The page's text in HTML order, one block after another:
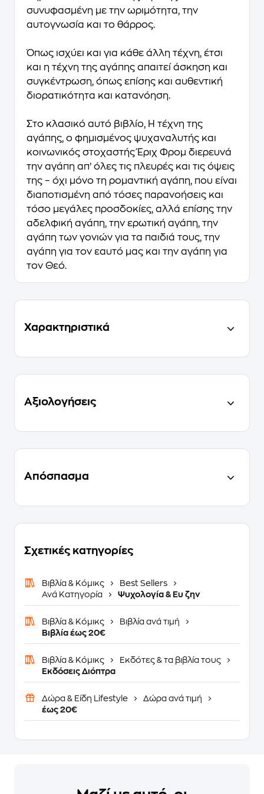
συνυφασμένη με την ωριμότητα, την
αυτογνωσία και το θάρρος.
Όπως ισχύει και για κάθε άλλη τέχνη, έτσι
και η τέχνη της αγάπης απαιτεί άσκηση και
συγκέντρωση, όπως επίσης και αυθεντική
διορατικότητα και κατανόηση.
Στο κλασικό αυτό βιβλίο, Η τέχνη της
αγάπης, ο φημισμένος ψυχαναλυτής και
κοινωνικός στοχαστής Έριχ Φρομ διερευνά
την αγάπη απ’ όλες τις πλευρές και τις όψεις
της – όχι μόνο τη ρομαντική αγάπη, που είναι
διαποτισμένη από τόσες παρανοήσεις και
τόσο μεγάλες προσδοκίες, αλλά επίσης την
αδελφική αγάπη, την ερωτική αγάπη, την
αγάπη των γονιών για τα παιδιά τους, την
αγάπη για τον εαυτό μας και την αγάπη για
τον Θεό.
Χαρακτηριστικά
Αξιολογήσεις
Απόσπασμα
Σχετικές κατηγορίες
Βιβλία & Κόμικς
Best Sellers
Ανά Κατηγορία
Ψυχολογία & Ευ ζην
Βιβλία & Κόμικς
Βιβλία ανά τιμή
Βιβλία έως 20€
Βιβλία & Κόμικς
Εκδότες & τα βιβλία τους
Εκδόσεις Διόπτρα
Δώρα & Είδη Lifestyle
Δώρα ανά τιμή
έως 20€